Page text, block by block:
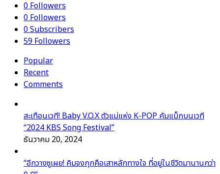
0Followers
0Followers
0Subscribers
59Followers
Popular
Recent
Comments
สะเทือนเวที! Baby V.O.X ตัวแม่แห่ง K-POP คัมแบ็กบนเวที
“2024 KBS Song Festival”
ธันวาคม 20, 2024
“อีกวางซูเผย! คิมจงกุกคือเสาหลักทางใจ ที่อยู่ในชีวิตมานานกว่า